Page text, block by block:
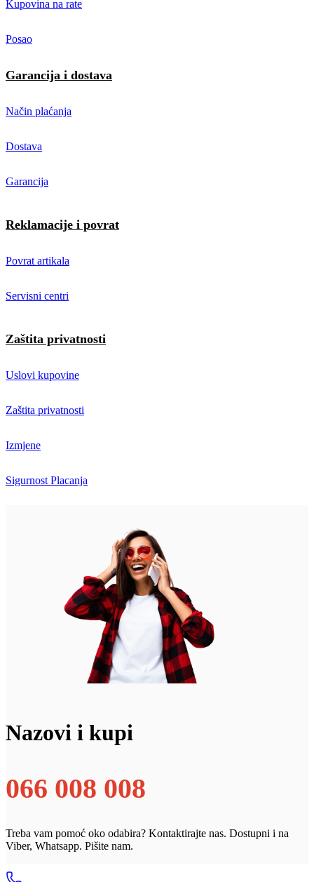
Kupovina na rate
Posao
Garancija i dostava
Način plaćanja
Dostava
Garancija
Reklamacije i povrat
Povrat artikala
Servisni centri
Zaštita privatnosti
Uslovi kupovine
Zaštita privatnosti
Izmjene
Sigurnost Placanja
Nazovi i kupi
066 008 008
Treba vam pomoć oko odabira? Kontaktirajte nas. Dostupni i na
Viber, Whatsapp. Pišite nam.